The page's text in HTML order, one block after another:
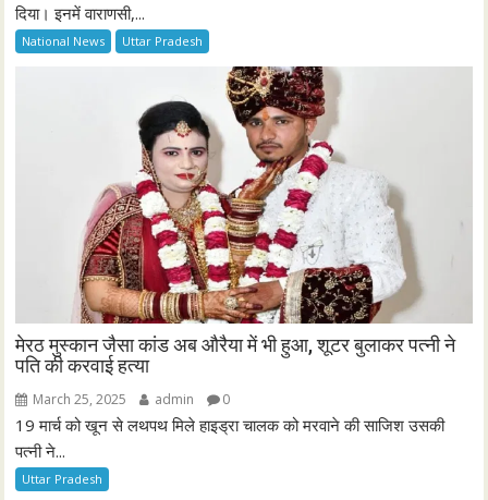
दिया। इनमें वाराणसी,...
National News Uttar Pradesh
मेरठ मुस्कान जैसा कांड अब औरैया में भी हुआ, शूटर बुलाकर पत्नी ने
पति की करवाई हत्या
March 25, 2025 admin 0
19 मार्च को खून से लथपथ मिले हाइड्रा चालक को मरवाने की साजिश उसकी
पत्नी ने...
Uttar Pradesh